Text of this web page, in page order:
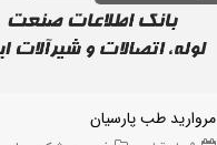
مروارید طب پارسیان